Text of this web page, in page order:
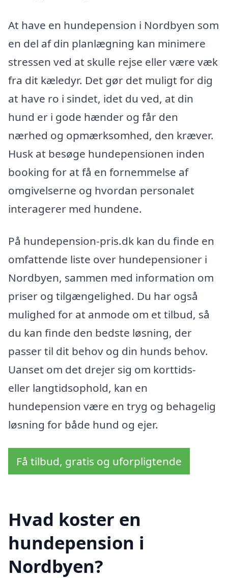
At have en hundepension i Nordbyen som
en del af din planlægning kan minimere
stressen ved at skulle rejse eller være væk
fra dit kæledyr. Det gør det muligt for dig
at have ro i sindet, idet du ved, at din
hund er i gode hænder og får den
nærhed og opmærksomhed, den kræver.
Husk at besøge hundepensionen inden
booking for at få en fornemmelse af
omgivelserne og hvordan personalet
interagerer med hundene.
På hundepension-pris.dk kan du finde en
omfattende liste over hundepensioner i
Nordbyen, sammen med information om
priser og tilgængelighed. Du har også
mulighed for at anmode om et tilbud, så
du kan finde den bedste løsning, der
passer til dit behov og din hunds behov.
Uanset om det drejer sig om korttids-
eller langtidsophold, kan en
hundepension være en tryg og behagelig
løsning for både hund og ejer.
Få tilbud, gratis og uforpligtende
Hvad koster en
hundepension i
Nordbyen?